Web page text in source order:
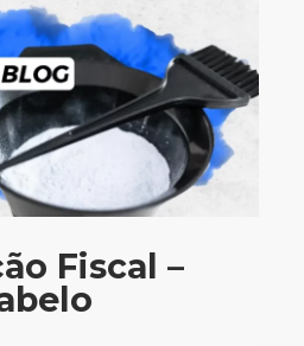
Fiscal –